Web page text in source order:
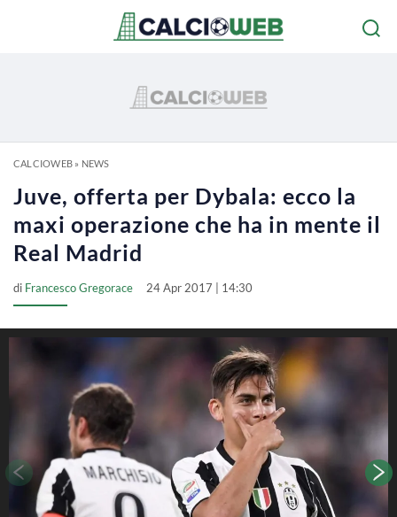
CALCIOWEB» NEWS
Juve, offerta per Dybala: ecco la
maxi operazione che ha in mente il
Real Madrid
di Francesco Gregorace 24 Apr 2017 | 14:30